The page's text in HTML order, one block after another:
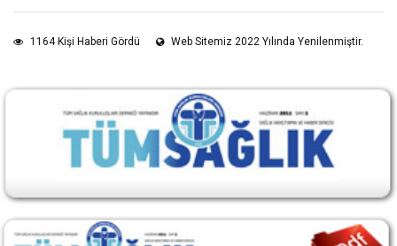
1164 Kişi Haberi Gördü Web Sitemiz 2022 Yılında Yenilenmiştir.